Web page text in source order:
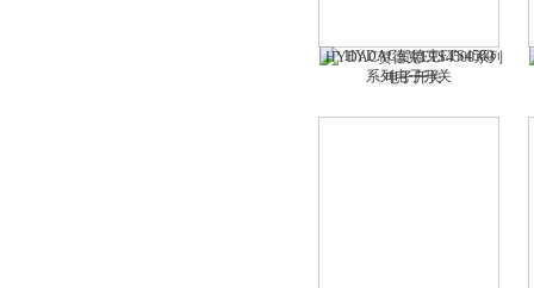
HYDAC贺德克ETS4500系列
电子开关